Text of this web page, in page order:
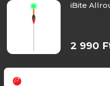
iBite
2 990